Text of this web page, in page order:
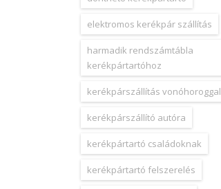
elektromos kerékpár szállítás
harmadik rendszámtábla
kerékpártartóhoz
kerékpárszállítás vonóhoroggal
kerékpárszállító autóra
kerékpártartó családoknak
kerékpártartó felszerelés